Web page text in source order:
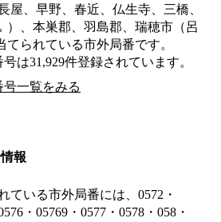
屋、早野、春近、仏生寺、三橋、
）、本巣郡、羽島郡、瑞穂市（呂
てられている市外局番です。
は31,929件登録されています。
号一覧をみる
報
ている市外局番には、0572・
・05769・0577・0578・058・